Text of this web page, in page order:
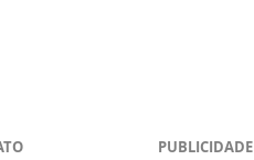
PUBLICIDADE